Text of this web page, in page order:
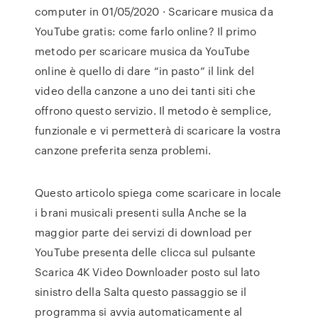
computer in 01/05/2020 · Scaricare musica da
YouTube gratis: come farlo online? Il primo
metodo per scaricare musica da YouTube
online è quello di dare “in pasto” il link del
video della canzone a uno dei tanti siti che
offrono questo servizio. Il metodo è semplice,
funzionale e vi permetterà di scaricare la vostra
canzone preferita senza problemi.
Questo articolo spiega come scaricare in locale
i brani musicali presenti sulla Anche se la
maggior parte dei servizi di download per
YouTube presenta delle clicca sul pulsante
Scarica 4K Video Downloader posto sul lato
sinistro della Salta questo passaggio se il
programma si avvia automaticamente al